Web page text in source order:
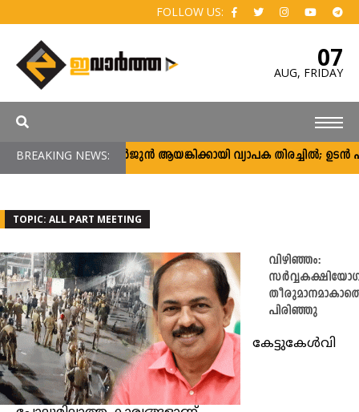
FOLLOW US:
07
AUG, FRIDAY
BREAKING NEWS:അർജുൻ ആയങ്കിക്കായി വ്യാപക തിരച്ചിൽ; ഉടൻ
TOPIC: ALL PART MEETING
വിഴിഞ്ഞം:
പിരിഞ്ഞു
കേട്ടുകേള്‍വി